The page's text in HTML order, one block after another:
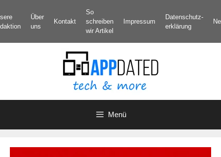
Inhalt
springen
Über
uns
Kontakt
So
schreiben
wir Artikel
Impressum
Datenschutz­
erklärung
Menü